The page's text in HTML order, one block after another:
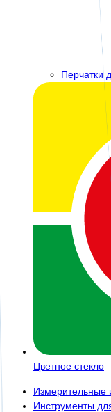
Перчатки
Цветное стекло
Измерительные
Инструменты